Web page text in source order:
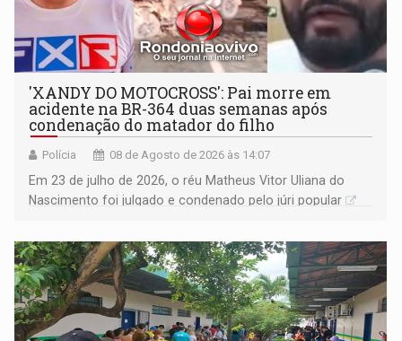
'XANDY DO MOTOCROSS': Pai morre em
acidente na BR-364 duas semanas após
condenação do matador do filho
Polícia 08 de Agosto de 2026 às 14:07
Em 23 de julho de 2026, o réu Matheus Vitor Uliana do
Nascimento foi julgado e condenado pelo júri popular